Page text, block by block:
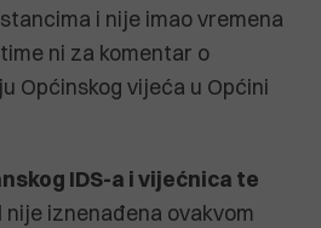
i nije imao vremena
ni za komentar o
Općinskog vijeća u Općini
IDS-a i vijećnica te
nije iznenađena ovakvom